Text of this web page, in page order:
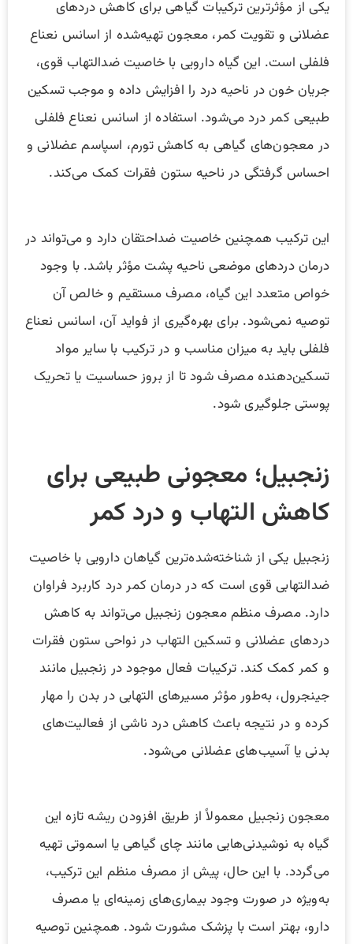
یکی از مؤثرترین ترکیبات گیاهی برای کاهش دردهای
عضلانی و تقویت کمر، معجون تهیه‌شده از اسانس نعناع
فلفلی است. این گیاه دارویی با خاصیت ضدالتهاب قوی،
جریان خون در ناحیه درد را افزایش داده و موجب تسکین
طبیعی کمر درد می‌شود. استفاده از اسانس نعناع فلفلی
در معجون‌های گیاهی به کاهش تورم، اسپاسم عضلانی و
احساس گرفتگی در ناحیه ستون فقرات کمک می‌کند.
این ترکیب همچنین خاصیت ضداحتقان دارد و می‌تواند در
درمان دردهای موضعی ناحیه پشت مؤثر باشد. با وجود
خواص متعدد این گیاه، مصرف مستقیم و خالص آن
توصیه نمی‌شود. برای بهره‌گیری از فواید آن، اسانس نعناع
فلفلی باید به میزان مناسب و در ترکیب با سایر مواد
تسکین‌دهنده مصرف شود تا از بروز حساسیت یا تحریک
پوستی جلوگیری شود.
زنجبیل؛ معجونی طبیعی برای
کاهش التهاب و درد کمر
زنجبیل یکی از شناخته‌شده‌ترین گیاهان دارویی با خاصیت
ضدالتهابی قوی است که در درمان کمر درد کاربرد فراوان
دارد. مصرف منظم معجون زنجبیل می‌تواند به کاهش
دردهای عضلانی و تسکین التهاب در نواحی ستون فقرات
و کمر کمک کند. ترکیبات فعال موجود در زنجبیل مانند
جینجرول، به‌طور مؤثر مسیرهای التهابی در بدن را مهار
کرده و در نتیجه باعث کاهش درد ناشی از فعالیت‌های
بدنی یا آسیب‌های عضلانی می‌شود.
معجون زنجبیل معمولاً از طریق افزودن ریشه تازه این
گیاه به نوشیدنی‌هایی مانند چای گیاهی یا اسموتی تهیه
می‌گردد. با این حال، پیش از مصرف منظم این ترکیب،
به‌ویژه در صورت وجود بیماری‌های زمینه‌ای یا مصرف
دارو، بهتر است با پزشک مشورت شود. همچنین توصیه